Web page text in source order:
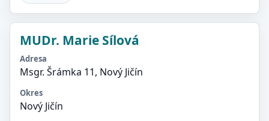
MUDr. Marie Sílová
Adresa
Msgr. Šrámka 11, Nový Jičín
Okres
Nový Jičín